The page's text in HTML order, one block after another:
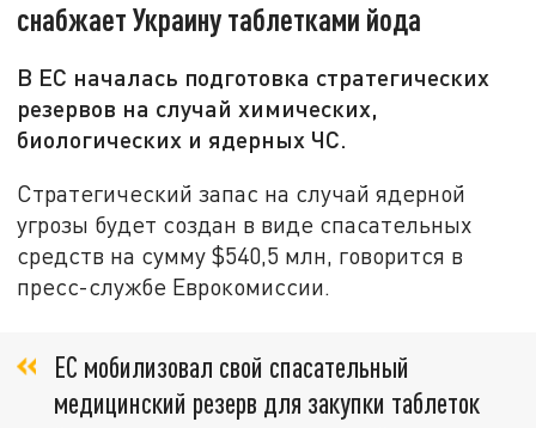
снабжает Украину таблетками йода
В ЕС началась подготовка стратегических
резервов на случай химических,
биологических и ядерных ЧС.
Стратегический запас на случай ядерной
угрозы будет создан в виде спасательных
средств на сумму $540,5 млн, говорится в
пресс-службе Еврокомиссии.
ЕС мобилизовал свой спасательный
медицинский резерв для закупки таблеток